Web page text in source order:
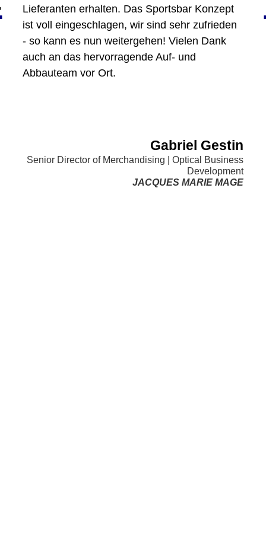
Lieferanten erhalten. Das Sportsbar Konzept
ist voll eingeschlagen, wir sind sehr zufrieden
- so kann es nun weitergehen! Vielen Dank
auch an das hervorragende Auf- und
Abbauteam vor Ort.
Gabriel Gestin
Senior Director of Merchandising | Optical Business
Development
JACQUES MARIE MAGE